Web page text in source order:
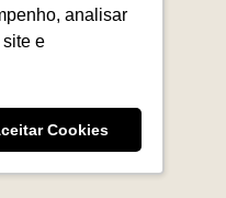
analisar
e
Cookies
Lima